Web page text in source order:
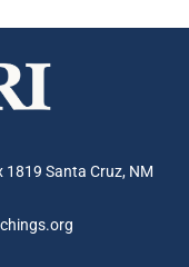
1819 Santa Cruz, NM